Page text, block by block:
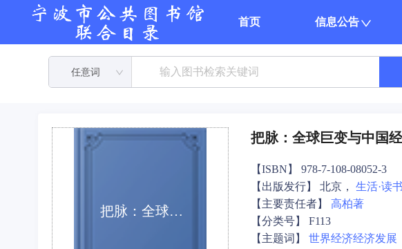
首页 信息公告
任意词
把脉：全球巨变与中国经济：global tansformation and the Chinese economy
把脉：全球巨变与中国
【ISBN】 978-7-108-08052-3
【出版发行】 北京， 生活·读
【主要责任者】 高柏著
【分类号】 F113
【主题词】 世界经济经济发展